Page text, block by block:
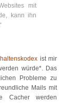
mit
kann ihn
ist mir
würde*. Das
Probleme zu
Mails mit
Cacher werden